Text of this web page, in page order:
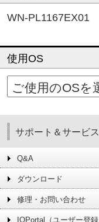
WN-PL1167EX01
使用OS
サポート＆サービス
Q&A
ダウンロード
修理・お問い合わせ
IOPortal（ユーザー登録